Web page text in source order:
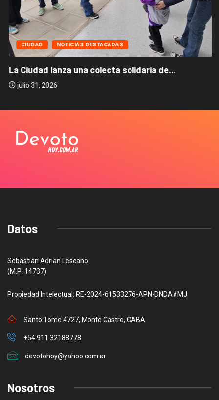
CIUDAD NOTICIAS DESTACADAS
La Ciudad lanza una colecta solidaria de...
julio 31, 2026
Datos
Sebastian Adrian Lescano
(M.P: 14737)
Propiedad Intelectual: RE-2024-61533276-APN-DNDA#MJ
Santo Tome 4727, Monte Castro, CABA
+54 911 32188778
devotohoy@yahoo.com.ar
Nosotros